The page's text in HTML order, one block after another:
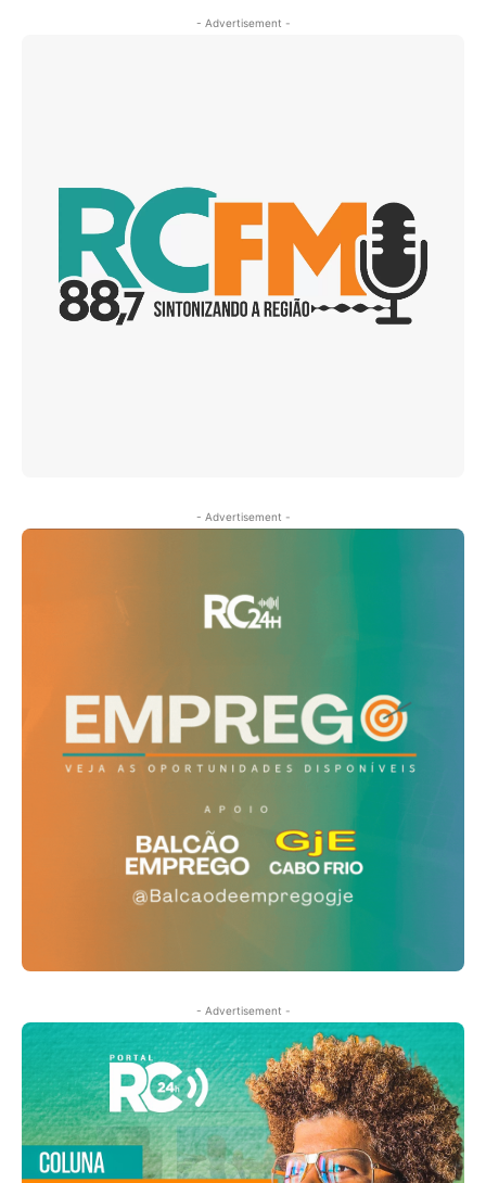
- Advertisement -
- Advertisement -
- Advertisement -